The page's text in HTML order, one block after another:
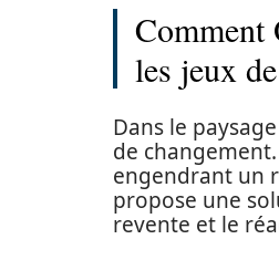
Comment
les jeux
Dans le
de
engendrant un
propose une
revente et le